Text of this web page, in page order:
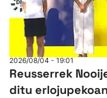
2026/08/04 - 19:01
Reusserrek
ditu